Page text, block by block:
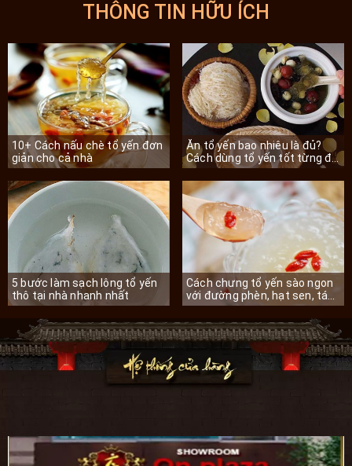
THÔNG TIN HỮU ÍCH
10+ Cách nấu chè tổ yến đơn
giản cho cả nhà
Ăn tổ yến bao nhiêu là đủ?
Cách dùng tổ yến tốt từng độ
tuổi
5 bước làm sạch lông tổ yến
thô tại nhà nhanh nhất
Cách chưng tổ yến sào ngon
với đường phèn, hạt sen, táo
đỏ